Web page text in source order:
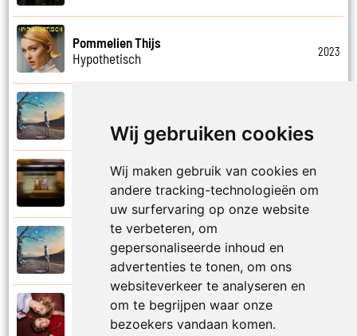
Wij gebruiken cookies
Wij maken gebruik van cookies en
andere tracking-technologieën om
uw surfervaring op onze website
te verbeteren, om
gepersonaliseerde inhoud en
advertenties te tonen, om ons
websiteverkeer te analyseren en
om te begrijpen waar onze
bezoekers vandaan komen.
Pommelien Thijs
Hypothetisch
2023
Ik moet gaan
Pommelien Thijs en Kaat Thijs
Kleine tornado
2023
Pommelien Thijs
Koning minimaliseren
Pommelien Thijs
Medeplichtig